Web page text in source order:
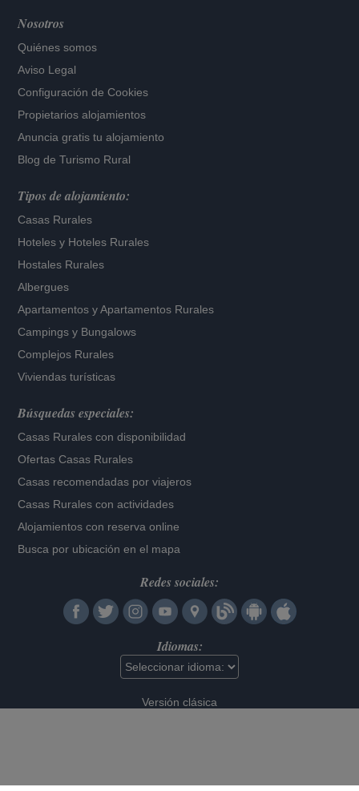
Nosotros
Quiénes somos
Aviso Legal
Configuración de Cookies
Propietarios alojamientos
Anuncia gratis tu alojamiento
Blog de Turismo Rural
Tipos de alojamiento:
Casas Rurales
Hoteles y Hoteles Rurales
Hostales Rurales
Albergues
Apartamentos yApartamentos Rurales
Campings y Bungalows
Complejos Rurales
Viviendas turísticas
Búsquedas especiales:
Casas Rurales con disponibilidad
Ofertas Casas Rurales
Casas recomendadas por viajeros
Casas Rurales con actividades
Alojamientos con reserva online
Busca por ubicación en el mapa
Redes sociales:
Idiomas:
Versión clásica